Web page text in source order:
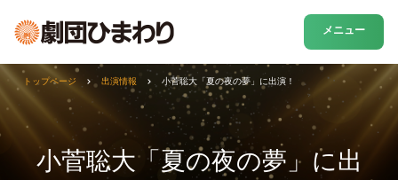
メニュー
小菅聡大「夏の夜の夢」に出
トップページ 出演情報 小菅聡大「夏の夜の夢」に出演！